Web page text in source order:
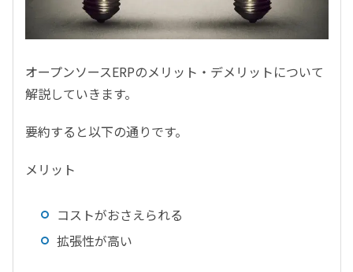
オープンソースERPのメリット・デメリットについて
解説していきます。
要約すると以下の通りです。
メリット
コストがおさえられる
拡張性が高い